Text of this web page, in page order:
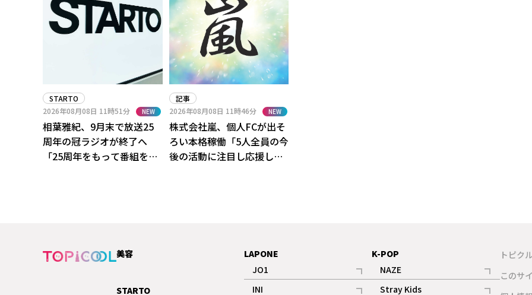
STARTO
2026年08月08日 11時51分 NEW
相葉雅紀、9月末で放送25
周年の冠ラジオが終了へ
「25周年をもって番組を終
記事
2026年08月08日 11時46分 NEW
株式会社嵐、個人FCが出そ
ろい本格稼働「5人全員の今
後の活動に注目し応援して
美容
STARTO
LAPONE
JO1
記事
INI
K-POP
NAZE
記事
Stray Kids
トピク
このサ